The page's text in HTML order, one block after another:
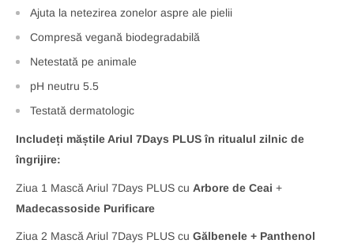
Ajuta la netezirea zonelor aspre ale pielii
Compresă vegană biodegradabilă
Netestată pe animale
pH neutru 5.5
Testată dermatologic
Includeți măștile Ariul 7Days PLUS în ritualul zilnic de
îngrijire:
Ziua 1 Mască Ariul 7Days PLUS cu Arbore de Ceai +
Madecassoside Purificare
Ziua 2 Mască Ariul 7Days PLUS cu Gălbenele + Panthenol